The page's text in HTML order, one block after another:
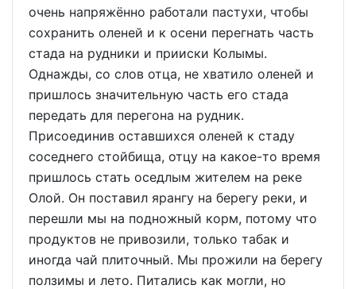
очень напряжённо работали пастухи, чтобы
сохранить оленей и к осени перегнать часть
стада на рудники и прииски Колымы.
Однажды, со слов отца, не хватило оленей и
пришлось значительную часть его стада
передать для перегона на рудник.
Присоединив оставшихся оленей к стаду
соседнего стойбища, отцу на какое-то время
пришлось стать оседлым жителем на реке
Олой. Он поставил ярангу на берегу реки, и
перешли мы на подножный корм, потому что
продуктов не привозили, только табак и
иногда чай плиточный. Мы прожили на берегу
ползимы и лето. Питались как могли, но